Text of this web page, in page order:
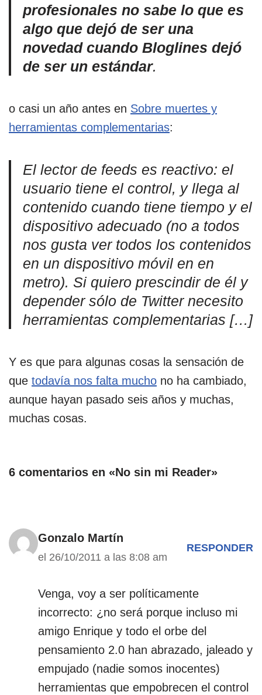
profesionales no sabe lo que es
algo que dejó de ser una
novedad cuando Bloglines dejó
de ser un estándar.
o casi un año antes en Sobre muertes y
herramientas complementarias:
El lector de feeds es reactivo: el
usuario tiene el control, y llega al
contenido cuando tiene tiempo y el
dispositivo adecuado (no a todos
nos gusta ver todos los contenidos
en un dispositivo móvil en en
metro). Si quiero prescindir de él y
depender sólo de Twitter necesito
herramientas complementarias […]
Y es que para algunas cosas la sensación de
que todavía nos falta mucho no ha cambiado,
aunque hayan pasado seis años y muchas,
muchas cosas.
6 comentarios en «No sin mi Reader»
Gonzalo Martín
el 26/10/2011 a las 8:08 am
RESPONDER
Venga, voy a ser políticamente
incorrecto: ¿no será porque incluso mi
amigo Enrique y todo el orbe del
pensamiento 2.0 han abrazado, jaleado y
empujado (nadie somos inocentes)
herramientas que empobrecen el control